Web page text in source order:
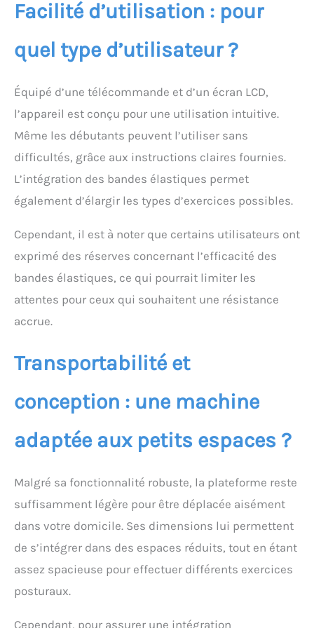
Facilité d’utilisation : pour
quel type d’utilisateur ?
Équipé d’une télécommande et d’un écran LCD,
l’appareil est conçu pour une utilisation intuitive.
Même les débutants peuvent l’utiliser sans
difficultés, grâce aux instructions claires fournies.
L’intégration des bandes élastiques permet
également d’élargir les types d’exercices possibles.
Cependant, il est à noter que certains utilisateurs ont
exprimé des réserves concernant l’efficacité des
bandes élastiques, ce qui pourrait limiter les
attentes pour ceux qui souhaitent une résistance
accrue.
Transportabilité et
conception : une machine
adaptée aux petits espaces ?
Malgré sa fonctionnalité robuste, la plateforme reste
suffisamment légère pour être déplacée aisément
dans votre domicile. Ses dimensions lui permettent
de s’intégrer dans des espaces réduits, tout en étant
assez spacieuse pour effectuer différents exercices
posturaux.
Cependant, pour assurer une intégration